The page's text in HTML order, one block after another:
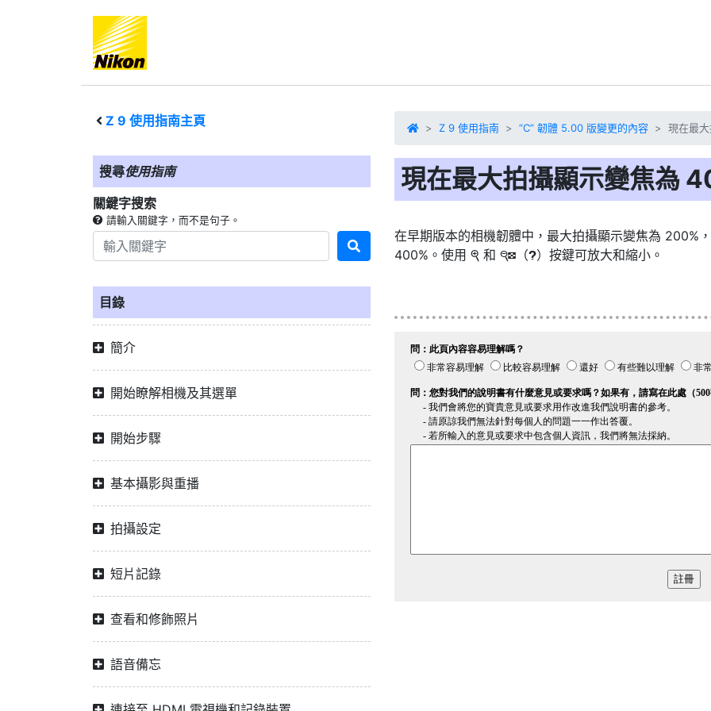
Z 9 使用指南主頁
搜尋使用指南
關鍵字搜索
請輸入關鍵字，而不是句子。
目錄
簡介
開始瞭解相機及其選單
開始步驟
基本攝影與重播
拍攝設定
短片記錄
查看和修飾照片
語音備忘
Z 9 使用指南 “C” 韌體 5.00 版變更的內容 現在最
現在最大拍攝顯示變焦為
在早期版本的相機韌體中，最大拍攝顯示變焦為 200%
400%。使用 X 和 W （Q）按鍵可放大和縮小。